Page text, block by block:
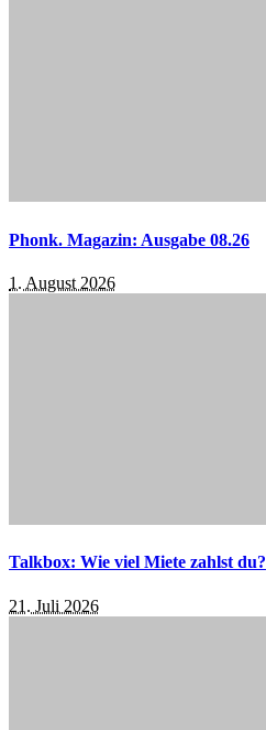
Phonk. Magazin: Ausgabe 08.26
1. August 2026
Talkbox: Wie viel Miete zahlst du?
21. Juli 2026